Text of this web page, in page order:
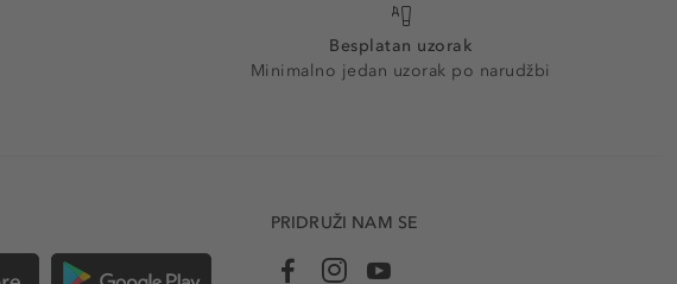
Besplatan uzorak
Minimalno jedan uzorak po narudžbi
PRIDRUŽI NAM SE